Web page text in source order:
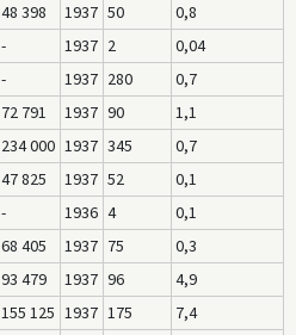
48 398 1937 50
0,8
- 1937 2
0,04
- 1937 280
0,7
72 791 1937 90
1,1
234 000 1937 345
0,7
47 825 1937 52
0,1
- 1936 4
0,1
68 405 1937 75
0,3
93 479 1937 96
4,9
155 125 1937 175
7,4